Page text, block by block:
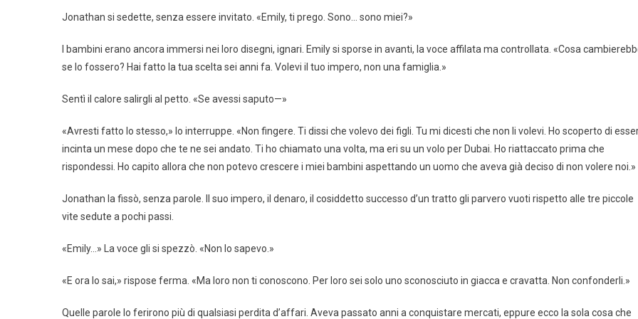
Jonathan si sedette, senza essere invitato. «Emily, ti prego. Sono… sono miei?»
I bambini erano ancora immersi nei loro disegni, ignari. Emily si sporse in avanti, la voce affilata ma controllata. «Cosa
se lo fossero? Hai fatto la tua scelta sei anni fa. Volevi il tuo impero, non una famiglia.»
Sentì il calore salirgli al petto. «Se avessi saputo—»
«Avresti fatto lo stesso,» lo interruppe. «Non fingere. Ti dissi che volevo dei figli. Tu mi dicesti che non li volevi. Ho scoperto di
incinta un mese dopo che te ne sei andato. Ti ho chiamato una volta, ma eri su un volo per Dubai. Ho riattaccato prima che
rispondessi. Ho capito allora che non potevo crescere i miei bambini aspettando un uomo che aveva già deciso di non volere noi.»
Jonathan la fissò, senza parole. Il suo impero, il denaro, il cosiddetto successo d’un tratto gli parvero vuoti rispetto alle tre piccole
vite sedute a pochi passi.
«Emily…» La voce gli si spezzò. «Non lo sapevo.»
«E ora lo sai,» rispose ferma. «Ma loro non ti conoscono. Per loro sei solo uno sconosciuto in giacca e cravatta. Non confonderli.»
Quelle parole lo ferirono più di qualsiasi perdita d’affari. Aveva passato anni a conquistare mercati, eppure ecco la sola cosa che